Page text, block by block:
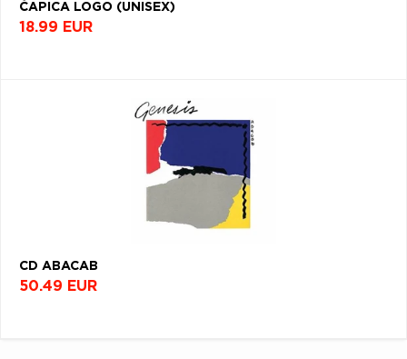
ČAPICA LOGO (UNISEX)
18.99 EUR
CD ABACAB
50.49 EUR